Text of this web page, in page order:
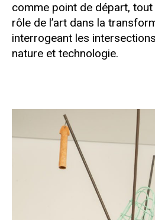
comme point de départ,
rôle de l’art dans la
interrogeant les
nature et technologie.